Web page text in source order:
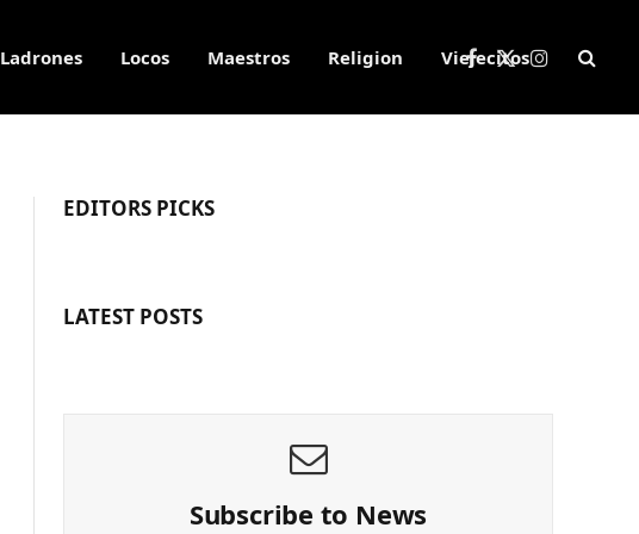
Ladrones Locos Maestros Religion Viejecitos
Facebook
X
Instagram
EDITORS PICKS
LATEST POSTS
Subscribe to News